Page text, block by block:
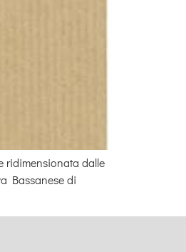
ridimensionata dalle
Bassanese di